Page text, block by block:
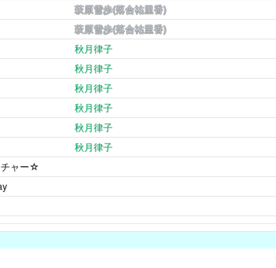
萩原雪歩(落合祐里香)
萩原雪歩(落合祐里香)
秋月律子
秋月律子
秋月律子
秋月律子
秋月律子
秋月律子
チャー☆